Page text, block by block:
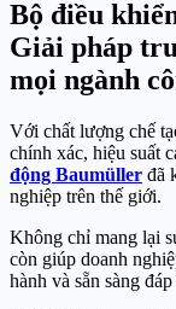
Bộ điều
Giải pháp
mọi ngành
Với chất lượng chế
chính xác, hiệu suất
động Baumüller đã
nghiệp trên thế giới.
Không chỉ mang lại
còn giúp doanh
hành và sẵn sàng